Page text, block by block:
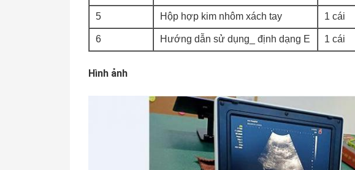
5 Hộp hợp kim nhôm xách tay 1 cái
6 Hướng dẫn sử dụng_ định dạng E 1 cái
Hình ảnh